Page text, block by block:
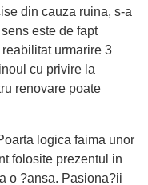
din cauza ruina, s-a
este de fapt
urmarire 3
cu privire la
renovare poate
logica faima unor
folosite prezentul in
o ?ansa. Pasiona?ii